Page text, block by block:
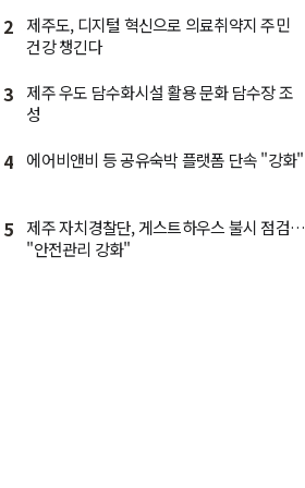
2
제주도, 디지털 혁신으로 의료취약지 주민
건강 챙긴다
3
제주 우도 담수화시설 활용 문화 담수장 조
성
4 에어비앤비 등 공유숙박 플랫폼 단속 "강화"
5
제주 자치경찰단, 게스트하우스 불시 점검…
"안전관리 강화"